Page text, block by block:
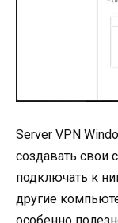
Server VPN
создавать свои
подключать к
другие
особенно